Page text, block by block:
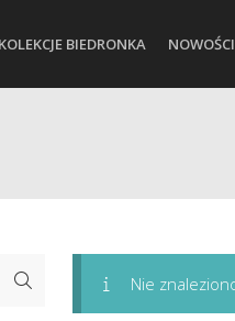
KOLEKCJE BIEDRONKA NOWOŚCI
Nie